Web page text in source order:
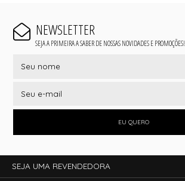
NEWSLETTER
SEJA A PRIMEIRA A SABER DE NOSSAS NOVIDADES E PROMOÇÕES!
EU QUERO
SEJA UMA REVENDEDORA